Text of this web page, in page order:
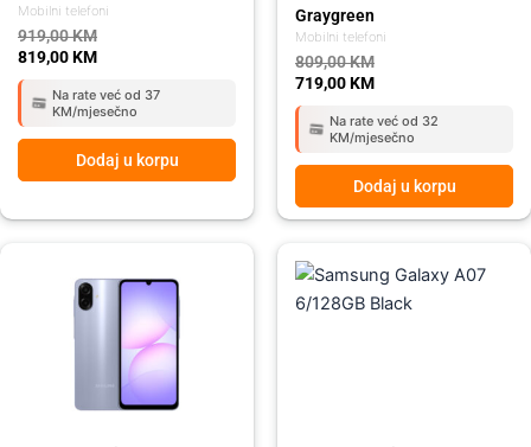
Mobilni telefoni
919,00KM
819,00KM
Na rate već od 37
KM/mjesečno
Dodaj u korpu
Mobilni telefoni
Graygreen
809,00KM
719,00KM
Na rate već od 32
KM/mjesečno
Dodaj u korpu
259,00 KM.
215,00 KM.
price
was:
259,00 KM.
price
is:
215,00 KM.